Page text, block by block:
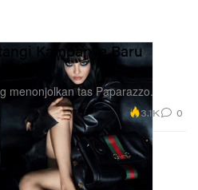
Kampanye Baru
menonjolkan tas Paparazzo.
3.1K 0